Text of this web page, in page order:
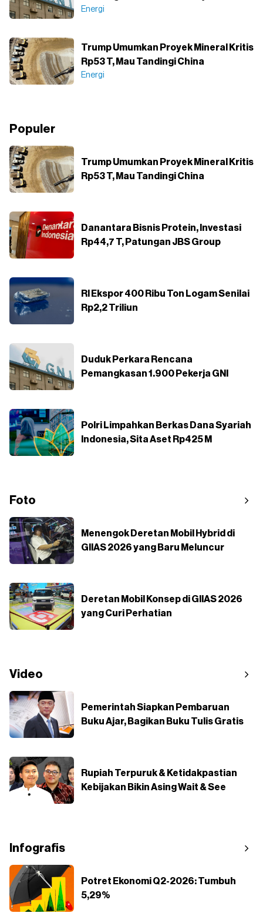
Energi
Trump Umumkan Proyek Mineral Kritis
Rp53 T, Mau Tandingi China
Energi
Populer
Trump Umumkan Proyek Mineral Kritis
Rp53 T, Mau Tandingi China
Danantara Bisnis Protein, Investasi
Rp44,7 T, Patungan JBS Group
RI Ekspor 400 Ribu Ton Logam Senilai
Rp2,2 Triliun
Duduk Perkara Rencana
Pemangkasan 1.900 Pekerja GNI
Polri Limpahkan Berkas Dana Syariah
Indonesia, Sita Aset Rp425 M
Foto
Menengok Deretan Mobil Hybrid di
GIIAS 2026 yang Baru Meluncur
Deretan Mobil Konsep di GIIAS 2026
yang Curi Perhatian
Video
Pemerintah Siapkan Pembaruan
Buku Ajar, Bagikan Buku Tulis Gratis
Rupiah Terpuruk & Ketidakpastian
Kebijakan Bikin Asing Wait & See
Infografis
Potret Ekonomi Q2-2026: Tumbuh
5,29%